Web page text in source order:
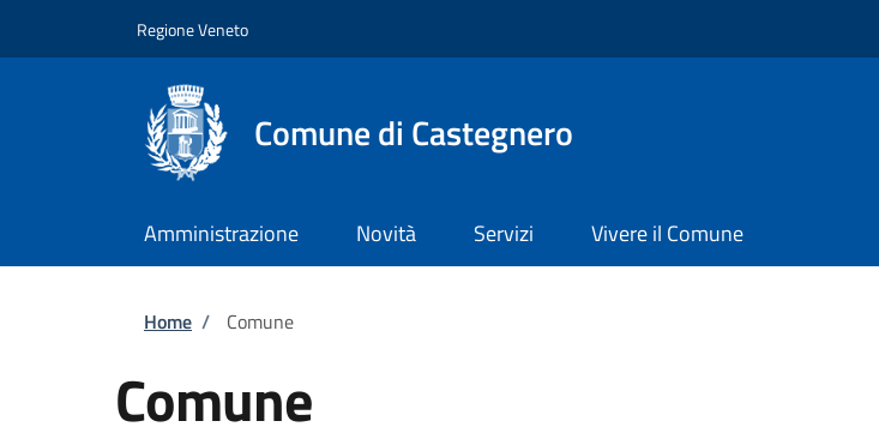
Regione Veneto
Comune di Castegnero
Amministrazione Novità Servizi Vivere il Comune
Briciole di pane
Home / Comune
Comune